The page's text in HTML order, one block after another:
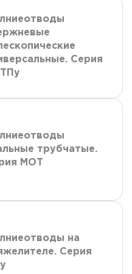
Серия
трубчатые.
МОТ
на
Серия